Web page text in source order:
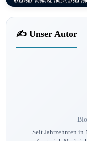
✍️ Unser Autor
Seit Jahrzehnten in